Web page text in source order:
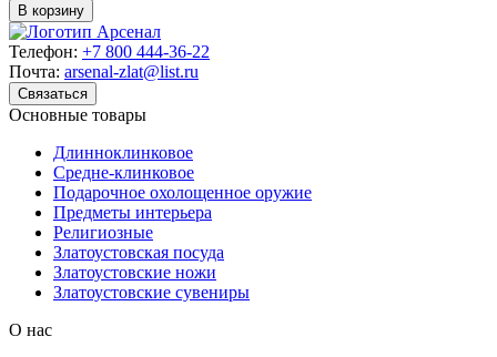
В корзину
Телефон: +7 800 444-36-22
Почта: arsenal-zlat@list.ru
Связаться
Основные товары
Длинноклинковое
Средне-клинковое
Подарочное охолощенное оружие
Предметы интерьера
Религиозные
Златоустовская посуда
Златоустовские ножи
Златоустовские сувениры
О нас